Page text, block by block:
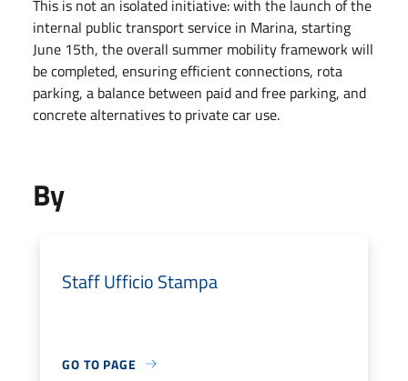
This is not an isolated initiative: with the launch of the
internal public transport service in Marina, starting
June 15th, the overall summer mobility framework will
be completed, ensuring efficient connections, rota
parking, a balance between paid and free parking, and
concrete alternatives to private car use.
By
Staff Ufficio Stampa
GO TO PAGE